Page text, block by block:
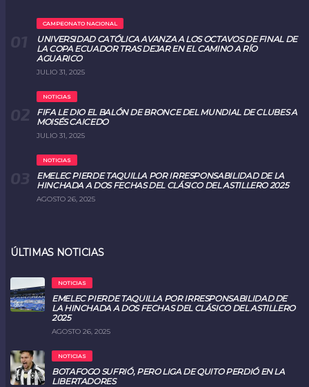
CAMPEONATO NACIONAL
UNIVERSIDAD CATÓLICA AVANZA A LOS OCTAVOS DE FINAL DE
LA COPA ECUADOR TRAS DEJAR EN EL CAMINO A RÍO
AGUARICO
JULIO 31, 2025
NOTICIAS
FIFA LE DIO EL BALÓN DE BRONCE DEL MUNDIAL DE CLUBES A
MOISÉS CAICEDO
JULIO 31, 2025
NOTICIAS
EMELEC PIERDE TAQUILLA POR IRRESPONSABILIDAD DE LA
HINCHADA A DOS FECHAS DEL CLÁSICO DEL ASTILLERO 2025
AGOSTO 26, 2025
ÚLTIMAS NOTICIAS
NOTICIAS
EMELEC PIERDE TAQUILLA POR IRRESPONSABILIDAD DE
LA HINCHADA A DOS FECHAS DEL CLÁSICO DEL ASTILLERO
2025
AGOSTO 26, 2025
NOTICIAS
BOTAFOGO SUFRIÓ, PERO LIGA DE QUITO PERDIÓ EN LA
LIBERTADORES